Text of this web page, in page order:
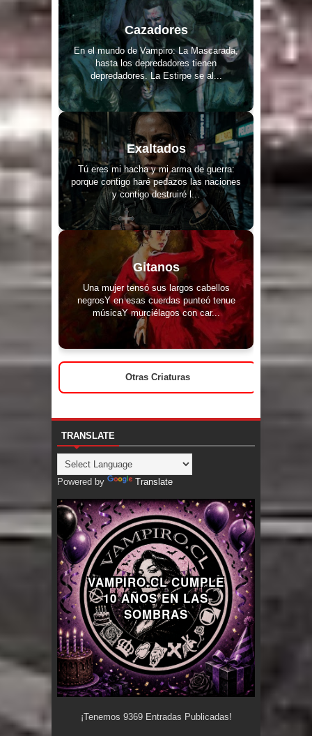
Cazadores
En el mundo de Vampiro: La Mascarada,
hasta los depredadores tienen
depredadores. La Estirpe se al...
Exaltados
Tú eres mi hacha y mi arma de guerra:
porque contigo haré pedazos las naciones
y contigo destruiré l...
Gitanos
Una mujer tensó sus largos cabellos
negrosY en esas cuerdas punteó tenue
músicaY murciélagos con car...
Otras Criaturas
TRANSLATE
Powered by Translate
VAMPIRO.CL CUMPLE
10 AÑOS EN LAS
SOMBRAS
¡Tenemos 9369Entradas Publicadas!